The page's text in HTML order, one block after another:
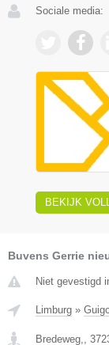
Sociale media:
BEKIJK
Buvens Gerrie
Niet gevestigd
Limburg »
Bredeweg,